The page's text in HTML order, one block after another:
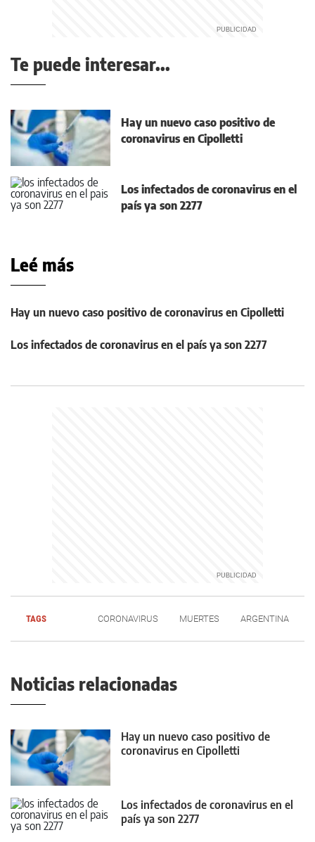
Te puede interesar...
Hay un nuevo caso positivo de
coronavirus en Cipolletti
Los infectados de coronavirus en el
país ya son 2277
Leé más
Hay un nuevo caso positivo de coronavirus en Cipolletti
Los infectados de coronavirus en el país ya son 2277
TAGS CORONAVIRUS MUERTES ARGENTINA
Noticias relacionadas
Hay un nuevo caso positivo de
coronavirus en Cipolletti
Los infectados de coronavirus en el
país ya son 2277